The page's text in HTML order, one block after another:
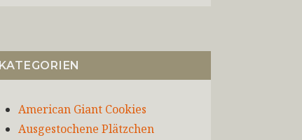
KATEGORIEN
American Giant Cookies
Ausgestochene Plätzchen